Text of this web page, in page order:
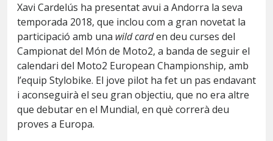
Xavi Cardelús ha presentat avui a Andorra la seva
temporada 2018, que inclou com a gran novetat la
participació amb una wild carden deu curses del
Campionat del Món de Moto2, a banda de seguir el
calendari del Moto2 European Championship, amb
l’equip Stylobike. El jove pilot ha fet un pas endavant
i aconseguirà el seu gran objectiu, que no era altre
que debutar en el Mundial, en què correrà deu
proves a Europa.